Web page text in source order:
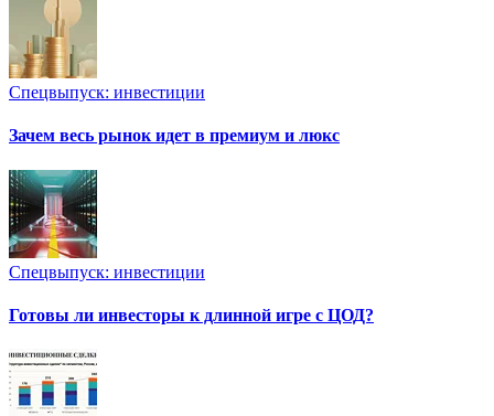
Спецвыпуск: инвестиции
Зачем весь рынок идет в премиум и люкс
Спецвыпуск: инвестиции
Готовы ли инвесторы к длинной игре с ЦОД?